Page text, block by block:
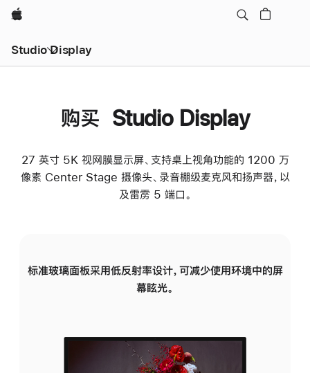
Apple
Studio Display
购买 Studio Display
27 英寸 5K 视网膜显示屏、支持桌上视角功能的 1200 万
像素 Center Stage 摄像头、录音棚级麦克风和扬声器，以
及雷雳 5 端口。
标准玻璃面板采用低反射率设计，可减少使用环境中的屏
幕眩光。